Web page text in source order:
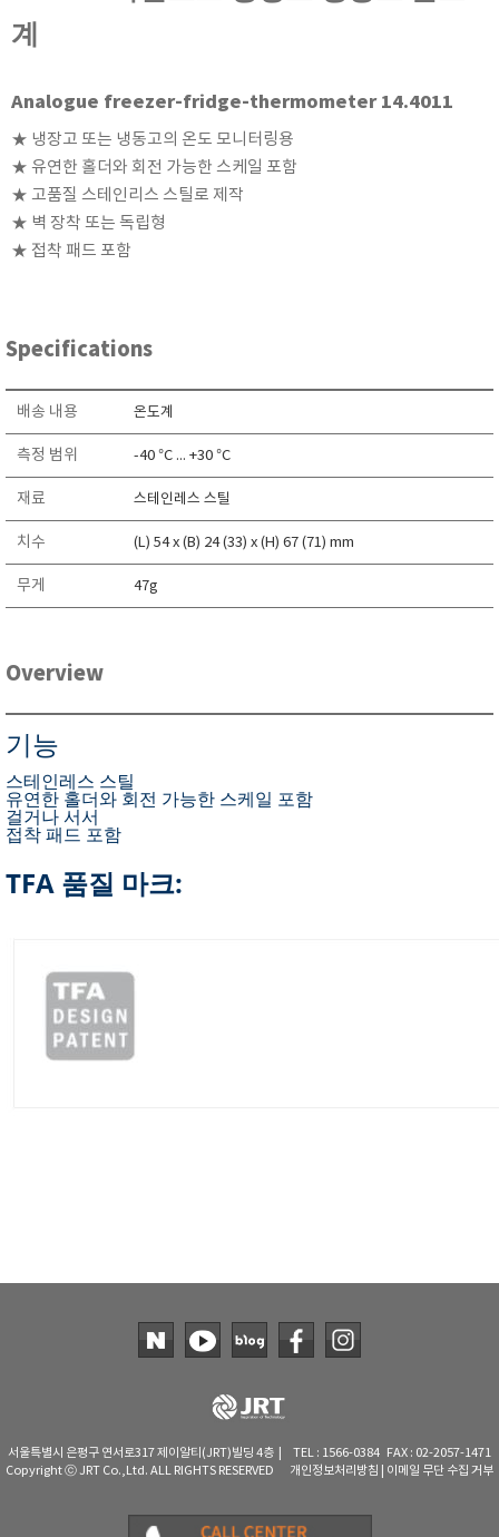
계
Analogue freezer-fridge-thermometer 14.4011
★ 냉장고 또는 냉동고의 온도 모니터링용
★ 유연한 홀더와 회전 가능한 스케일 포함
★ 고품질 스테인리스 스틸로 제작
★ 벽 장착 또는 독립형
★ 접착 패드 포함
Specifications
배송 내용 온도계
측정 범위 -40 °C ... +30 °C
재료 스테인레스 스틸
치수 (L) 54 x (B) 24 (33) x (H) 67 (71) mm
무게 47g
Overview
기능
스테인레스 스틸
유연한 홀더와 회전 가능한 스케일 포함
걸거나 서서
접착 패드 포함
TFA 품질 마크:
서울특별시 은평구 연서로317 제이알티(JRT)빌딩 4층 | TEL : 1566-0384 FAX : 02-2057-1471
Copyright ⓒ JRT Co.,Ltd. ALL RIGHTS RESERVED 개인정보처리방침 이메일 무단 수집 거부